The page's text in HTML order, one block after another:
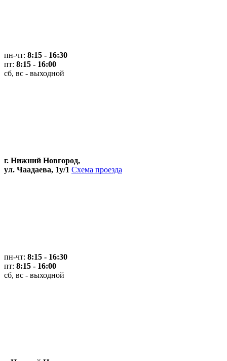
пн-чт: 8:15 - 16:30
пт: 8:15 - 16:00
сб, вс - выходной
г. Нижний Новгород,
ул. Чаадаева, 1у/1 Схема проезда
пн-чт: 8:15 - 16:30
пт: 8:15 - 16:00
сб, вс - выходной